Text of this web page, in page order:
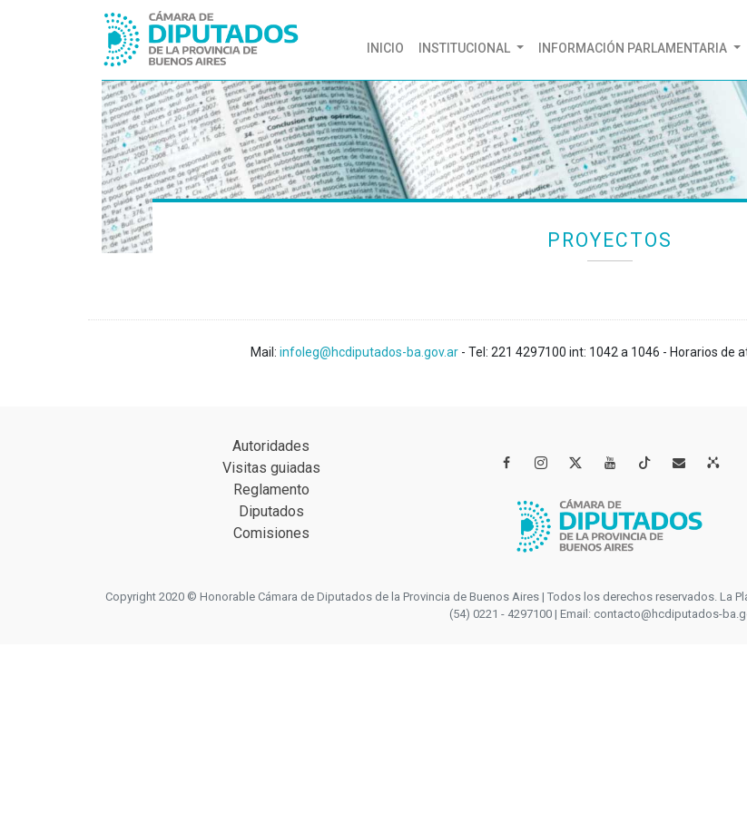
INICIO (CURRENT)
INSTITUCIONAL INFORMACIÓN PARLAMENTARIA
PROYECTOS
Mail: infoleg@hcdiputados-ba.gov.ar - Tel: 221 4297100 int: 1042 a 1046 - Horarios de
Autoridades
Visitas guiadas
Reglamento
Diputados
Comisiones
   
Copyright 2020 © Honorable Cámara de Diputados de la Provincia de Buenos Aires | Todos los derechos reservados. La
(54) 0221 - 4297100 | Email: contacto@hcdiputados-